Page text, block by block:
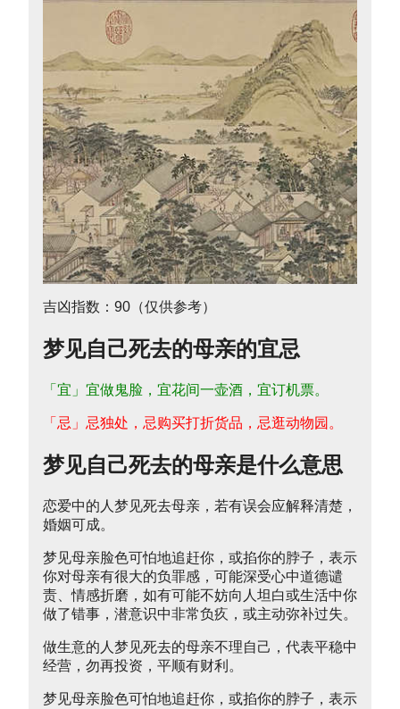
吉凶指数：90（仅供参考）
梦见自己死去的母亲的宜忌
「宜」宜做鬼脸，宜花间一壶酒，宜订机票。
「忌」忌独处，忌购买打折货品，忌逛动物园。
梦见自己死去的母亲是什么意思
恋爱中的人梦见死去母亲，若有误会应解释清楚，
婚姻可成。
梦见母亲脸色可怕地追赶你，或掐你的脖子，表示
你对母亲有很大的负罪感，可能深受心中道德谴
责、情感折磨，如有可能不妨向人坦白或生活中你
做了错事，潜意识中非常负疚，或主动弥补过失。
做生意的人梦见死去的母亲不理自己，代表平稳中
经营，勿再投资，平顺有财利。
梦见母亲脸色可怕地追赶你，或掐你的脖子，表示